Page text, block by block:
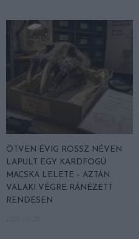
ÖTVEN ÉVIG ROSSZ NÉVEN
LAPULT EGY KARDFOGÚ
MACSKA LELETE – AZTÁN
VALAKI VÉGRE RÁNÉZETT
RENDESEN